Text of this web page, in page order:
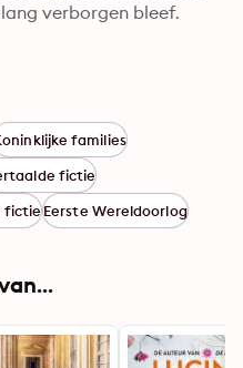
verborgen bleef.
families
fictie
fictieEerste Wereldoorlog